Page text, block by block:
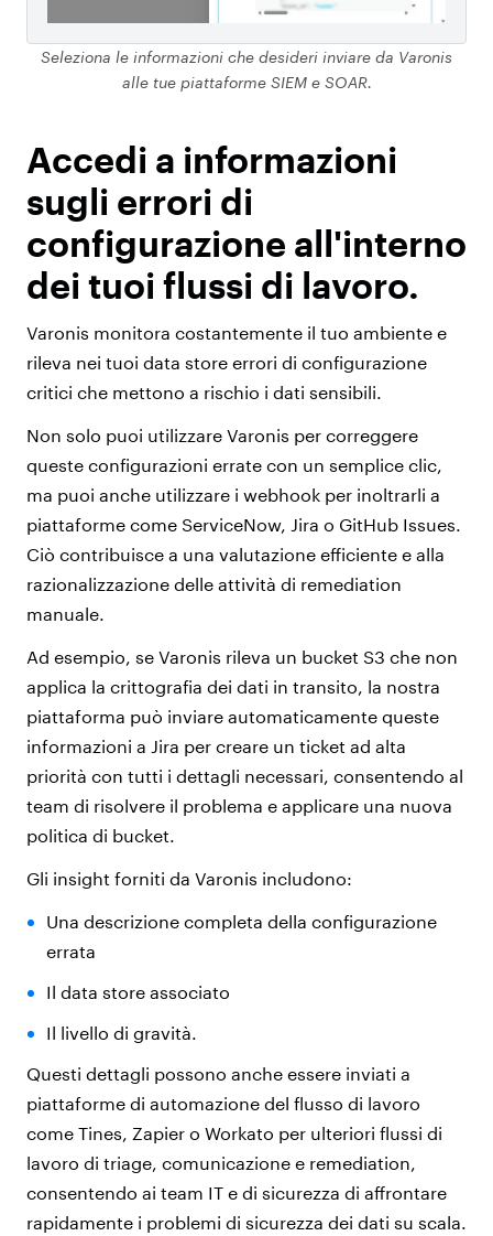
Seleziona le informazioni che desideri inviare da Varonis
alle tue piattaforme SIEM e SOAR.
Accedi a informazioni
sugli errori di
configurazione all'interno
dei tuoi flussi di lavoro.
Varonis monitora costantemente il tuo ambiente e
rileva nei tuoi data store errori di configurazione
critici che mettono a rischio i dati sensibili.
Non solo puoi utilizzare Varonis per correggere
queste configurazioni errate con un semplice clic,
ma puoi anche utilizzare i webhook per inoltrarli a
piattaforme come ServiceNow, Jira o GitHub Issues.
Ciò contribuisce a una valutazione efficiente e alla
razionalizzazione delle attività di remediation
manuale.
Ad esempio, se Varonis rileva un bucket S3 che non
applica la crittografia dei dati in transito, la nostra
piattaforma può inviare automaticamente queste
informazioni a Jira per creare un ticket ad alta
priorità con tutti i dettagli necessari, consentendo al
team di risolvere il problema e applicare una nuova
politica di bucket.
Gli insight forniti da Varonis includono:
Una descrizione completa della configurazione
errata
Il data store associato
Il livello di gravità.
Questi dettagli possono anche essere inviati a
piattaforme di automazione del flusso di lavoro
come Tines, Zapier o Workato per ulteriori flussi di
lavoro di triage, comunicazione e remediation,
consentendo ai team IT e di sicurezza di affrontare
rapidamente i problemi di sicurezza dei dati su scala.